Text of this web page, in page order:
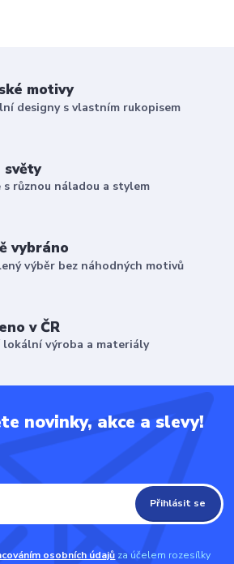
motivy
designy s vlastním rukopisem
světy
s různou náladou a stylem
vybráno
výběr bez náhodných motivů
v ČR
výroba a materiály
novinky, akce a slevy!
Přihlásit se
osobních údajů za účelem rozesílky